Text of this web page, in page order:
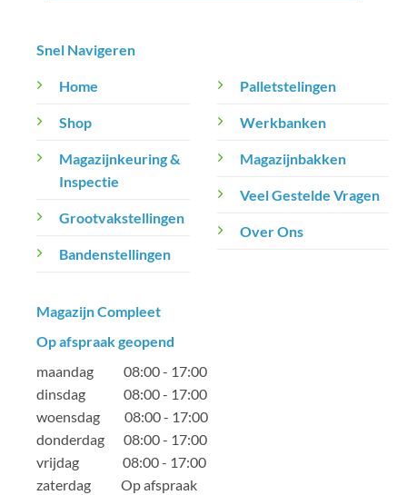
Snel Navigeren
Home
Shop
Magazijnkeuring &
Inspectie
Grootvakstellingen
Bandenstellingen
Palletstelingen
Werkbanken
Magazijnbakken
Veel Gestelde Vragen
Over Ons
Magazijn Compleet
Op afspraak geopend
maandag 08:00 - 17:00
dinsdag 08:00 - 17:00
woensdag 08:00 - 17:00
donderdag 08:00 - 17:00
vrijdag 08:00 - 17:00
zaterdag Op afspraak